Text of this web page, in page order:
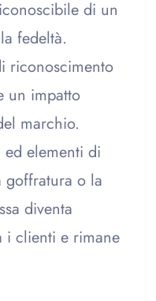
di un
fedeltà.
riconoscimento
un impatto
marchio.
elementi di
goffratura o la
diventa
i clienti e rimane